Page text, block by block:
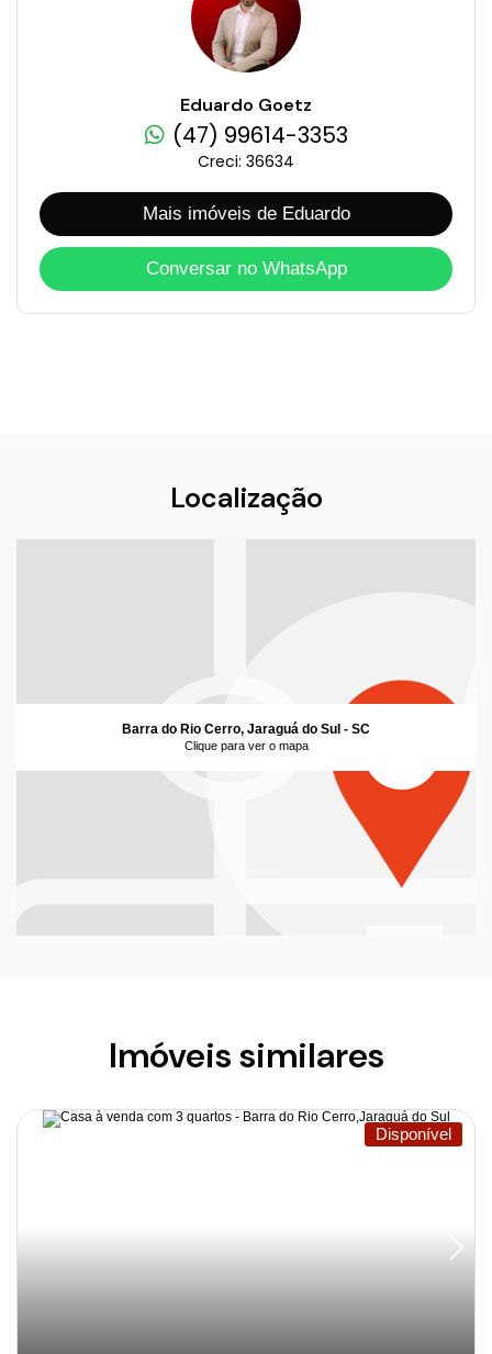
Eduardo Goetz
(47) 99614-3353
Creci: 36634
Mais imóveis de Eduardo
Conversar no WhatsApp
Localização
Barra do Rio Cerro, Jaraguá do Sul - SC
Clique para ver o mapa
Imóveis similares
Disponível